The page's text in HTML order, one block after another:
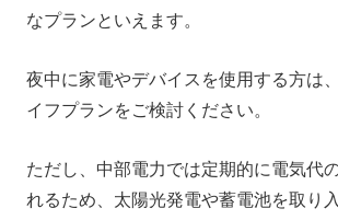
なプランといえます。
夜中に家電やデバイスを使用する方は
イフプランをご検討ください。
ただし、中部電力では定期的に電気代
れるため、太陽光発電や蓄電池を取り